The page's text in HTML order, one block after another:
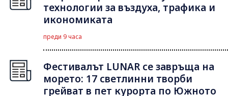
технологии за въздуха, трафика и
икономиката
преди 9 часа
Фестивалът LUNAR се завръща на
морето: 17 светлинни творби
грейват в пет курорта по Южното